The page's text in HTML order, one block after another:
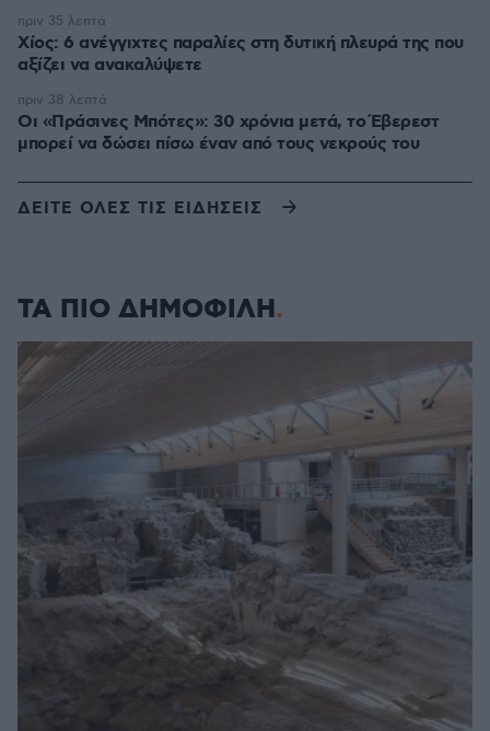
Χίος: 6 ανέγγιχτες παραλίες στη δυτική πλευρά της που
αξίζει να ανακαλύψετε
πριν 35 λεπτά
Οι «Πράσινες Μπότες»: 30 χρόνια μετά, το Έβερεστ
μπορεί να δώσει πίσω έναν από τους νεκρούς του
πριν 38 λεπτά
ΔΕΙΤΕ ΟΛΕΣ ΤΙΣ ΕΙΔΗΣΕΙΣ
ΤΑ ΠΙΟ ΔΗΜΟΦΙΛΗ